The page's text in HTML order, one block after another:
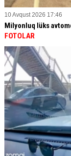
10 Avqust 2026 17:46
Milyonluq lüks
FOTOLAR